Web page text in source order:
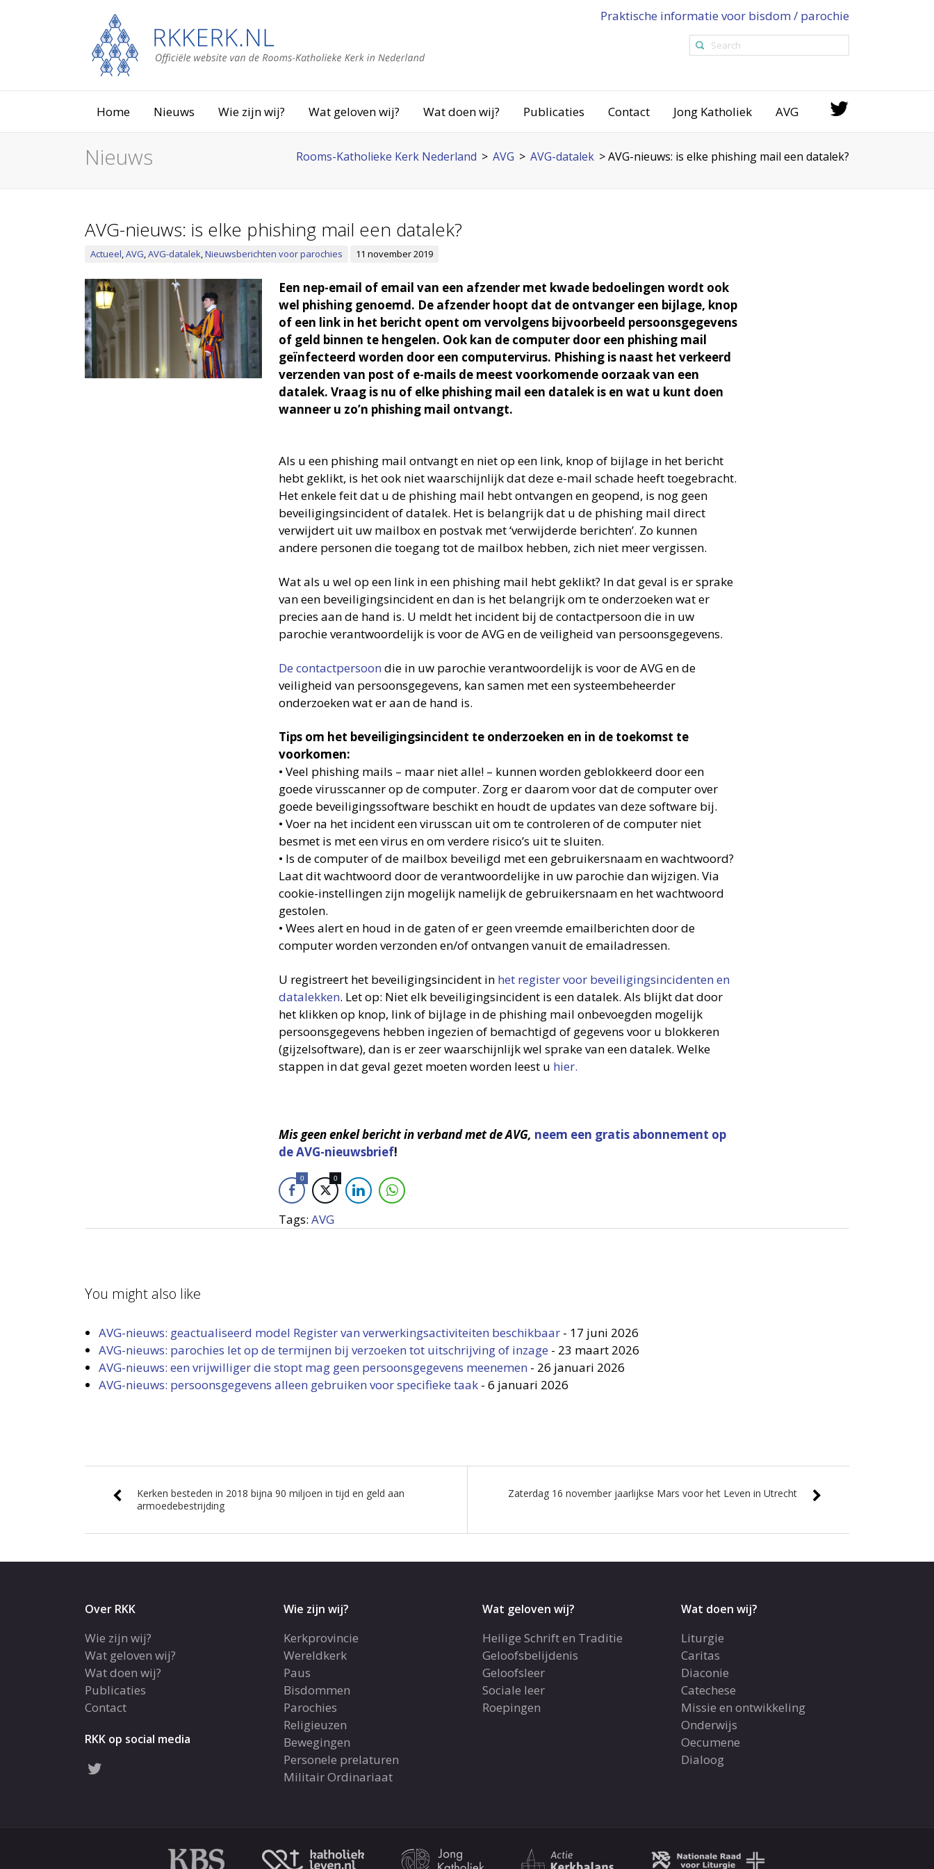
Praktische informatie voor bisdom / parochie
Home Nieuws Wie zijn wij? Wat geloven wij? Wat doen wij? Publicaties Contact Jong Katholiek AVG
Nieuws Rooms-Katholieke Kerk Nederland > AVG > AVG-datalek >AVG-nieuws: is elke phishing mail een datalek?
AVG-nieuws: is elke phishing mail een datalek?
Actueel,AVG,AVG-datalek,Nieuwsberichten voor parochies 11 november 2019
Een nep-email of email van een afzender met kwade bedoelingen wordt ook
wel phishing genoemd. De afzender hoopt dat de ontvanger een bijlage, knop
of een link in het bericht opent om vervolgens bijvoorbeeld persoonsgegevens
of geld binnen te hengelen. Ook kan de computer door een phishing mail
geïnfecteerd worden door een computervirus. Phishing is naast het verkeerd
verzenden van post of e-mails de meest voorkomende oorzaak van een
datalek. Vraag is nu of elke phishing mail een datalek is en wat u kunt doen
wanneer u zo’n phishing mail ontvangt.
Als u een phishing mail ontvangt en niet op een link, knop of bijlage in het bericht
hebt geklikt, is het ook niet waarschijnlijk dat deze e-mail schade heeft toegebracht.
Het enkele feit dat u de phishing mail hebt ontvangen en geopend, is nog geen
beveiligingsincident of datalek. Het is belangrijk dat u de phishing mail direct
verwijdert uit uw mailbox en postvak met ‘verwijderde berichten’. Zo kunnen
andere personen die toegang tot de mailbox hebben, zich niet meer vergissen.
Wat als u wel op een link in een phishing mail hebt geklikt? In dat geval is er sprake
van een beveiligingsincident en dan is het belangrijk om te onderzoeken wat er
precies aan de hand is. U meldt het incident bij de contactpersoon die in uw
parochie verantwoordelijk is voor de AVG en de veiligheid van persoonsgegevens.
De contactpersoon die in uw parochie verantwoordelijk is voor de AVG en de
veiligheid van persoonsgegevens, kan samen met een systeembeheerder
onderzoeken wat er aan de hand is.
Tips om het beveiligingsincident te onderzoeken en in de toekomst te
voorkomen:
• Veel phishing mails – maar niet alle! – kunnen worden geblokkeerd door een
goede virusscanner op de computer. Zorg er daarom voor dat de computer over
goede beveiligingssoftware beschikt en houdt de updates van deze software bij.
• Voer na het incident een virusscan uit om te controleren of de computer niet
besmet is met een virus en om verdere risico’s uit te sluiten.
• Is de computer of de mailbox beveiligd met een gebruikersnaam en wachtwoord?
Laat dit wachtwoord door de verantwoordelijke in uw parochie dan wijzigen. Via
cookie-instellingen zijn mogelijk namelijk de gebruikersnaam en het wachtwoord
gestolen.
• Wees alert en houd in de gaten of er geen vreemde emailberichten door de
computer worden verzonden en/of ontvangen vanuit de emailadressen.
U registreert het beveiligingsincident in het register voor beveiligingsincidenten en
datalekken. Let op: Niet elk beveiligingsincident is een datalek. Als blijkt dat door
het klikken op knop, link of bijlage in de phishing mail onbevoegden mogelijk
persoonsgegevens hebben ingezien of bemachtigd of gegevens voor u blokkeren
(gijzelsoftware), dan is er zeer waarschijnlijk wel sprake van een datalek. Welke
stappen in dat geval gezet moeten worden leest u hier.
Mis geen enkel bericht in verband met de AVG, neem een gratis abonnement op
de AVG-nieuwsbrief!
0 0
Tags: AVG
You might also like
AVG-nieuws: geactualiseerd model Register van verwerkingsactiviteiten beschikbaar - 17 juni 2026
AVG-nieuws: parochies let op de termijnen bij verzoeken tot uitschrijving of inzage - 23 maart 2026
AVG-nieuws: een vrijwilliger die stopt mag geen persoonsgegevens meenemen - 26 januari 2026
AVG-nieuws: persoonsgegevens alleen gebruiken voor specifieke taak - 6 januari 2026
Kerken besteden in 2018 bijna 90 miljoen in tijd en geld aan
armoedebestrijding
Zaterdag 16 november jaarlijkse Mars voor het Leven in Utrecht
Over RKK
Wie zijn wij?
Wat geloven wij?
Wat doen wij?
Publicaties
Contact
RKK op social media
Wie zijn wij?
Kerkprovincie
Wereldkerk
Paus
Bisdommen
Parochies
Religieuzen
Bewegingen
Personele prelaturen
Militair Ordinariaat
Wat geloven wij?
Heilige Schrift en Traditie
Geloofsbelijdenis
Geloofsleer
Sociale leer
Roepingen
Wat doen wij?
Liturgie
Caritas
Diaconie
Catechese
Missie en ontwikkeling
Onderwijs
Oecumene
Dialoog